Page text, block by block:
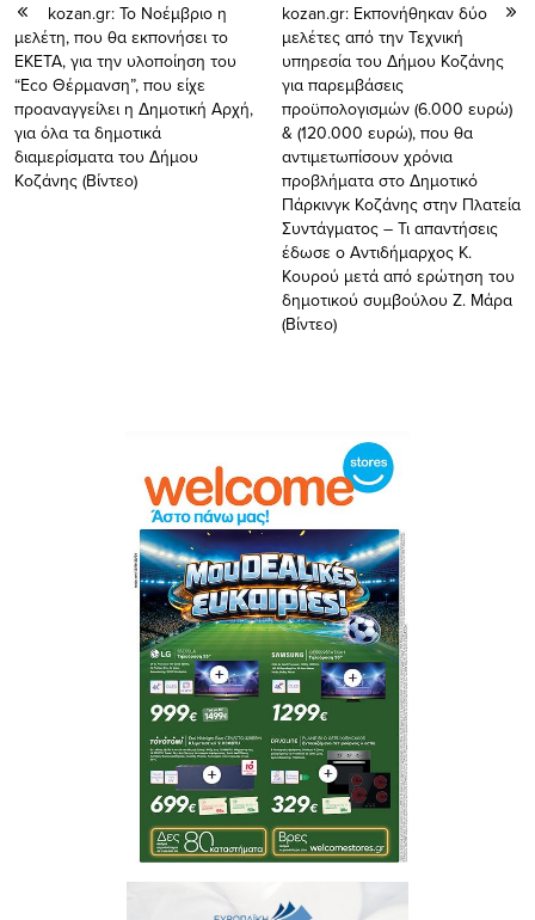
kozan.gr: Το Νοέμβριο η
μελέτη, που θα εκπονήσει το
ΕΚΕΤΑ, για την υλοποίηση του
“Eco Θέρμανση”, που είχε
προαναγγείλει η Δημοτική Αρχή,
για όλα τα δημοτικά
διαμερίσματα του Δήμου
Κοζάνης (Bίντεο)
kozan.gr: Εκπονήθηκαν δύο
μελέτες από την Τεχνική
υπηρεσία του Δήμου Κοζάνης
για παρεμβάσεις
προϋπολογισμών (6.000 ευρώ)
& (120.000 ευρώ), που θα
αντιμετωπίσουν χρόνια
προβλήματα στο Δημοτικό
Πάρκινγκ Κοζάνης στην Πλατεία
Συντάγματος – Τι απαντήσεις
έδωσε ο Αντιδήμαρχος Κ.
Κουρού μετά από ερώτηση του
δημοτικού συμβούλου Ζ. Μάρα
(Βίντεο)